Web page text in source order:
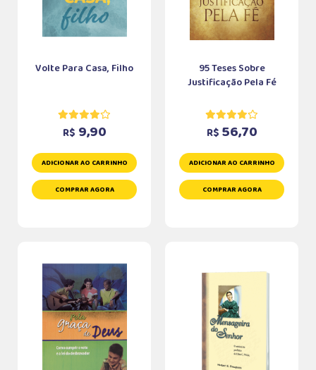
Volte Para Casa, Filho
R$ 9,90
ADICIONAR AO CARRINHO
COMPRAR AGORA
95 Teses Sobre
Justificação Pela Fé
R$ 56,70
ADICIONAR AO CARRINHO
COMPRAR AGORA